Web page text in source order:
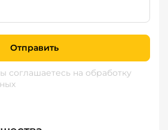
Отправить
соглашаетесь на обработку